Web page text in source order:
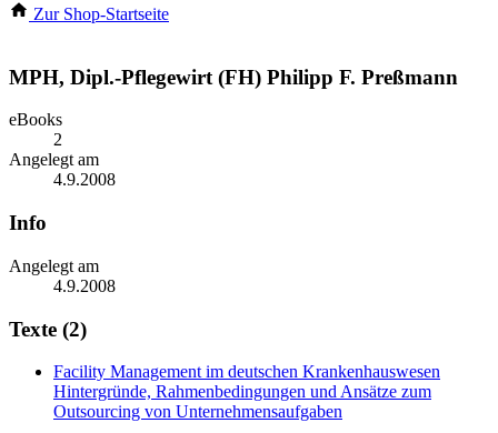
Zur Shop-Startseite
MPH, Dipl.-Pflegewirt (FH) Philipp F. Preßmann
eBooks
2
Angelegt am
4.9.2008
Info
Angelegt am
4.9.2008
Texte (2)
Facility Management im deutschen Krankenhauswesen
Hintergründe, Rahmenbedingungen und Ansätze zum
Outsourcing von Unternehmensaufgaben